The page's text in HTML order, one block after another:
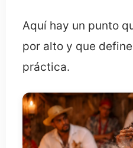
Aquí hay un punto
por alto y que
práctica.